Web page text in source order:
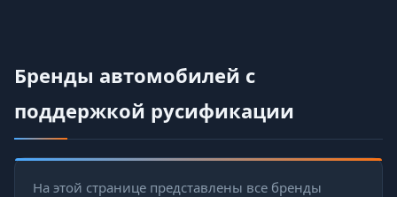
Бренды автомобилей с
поддержкой русификации
На этой странице представлены все бренды